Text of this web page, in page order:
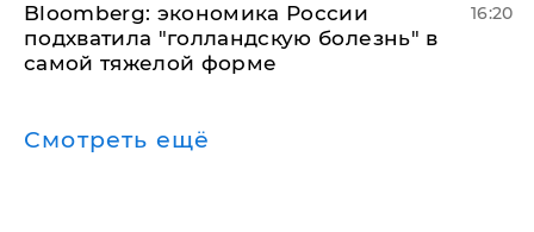
Bloomberg: экономика России
подхватила "голландскую болезнь" в
самой тяжелой форме
16:20
Смотреть ещё